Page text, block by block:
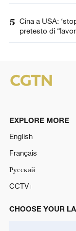
5 Cina a USA:
pretesto di
EXPLORE MORE
English
Français
Русский
CCTV+
CHOOSE YOUR